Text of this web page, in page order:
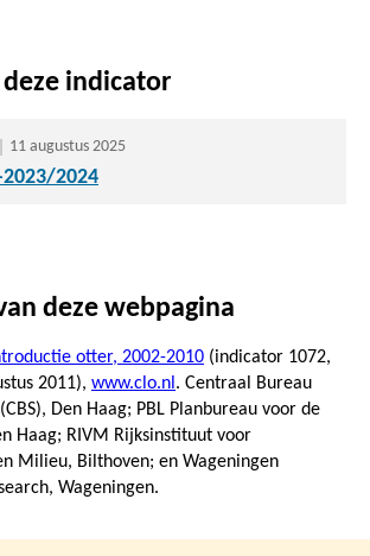
indicator
11 augustus 2025
2024
deze webpagina
otter, 2002-2010 (indicator 1072,
2011), www.clo.nl . Centraal Bureau
Den Haag; PBL Planbureau voor de
Haag; RIVM Rijksinstituut voor
Milieu, Bilthoven; en Wageningen
Wageningen.